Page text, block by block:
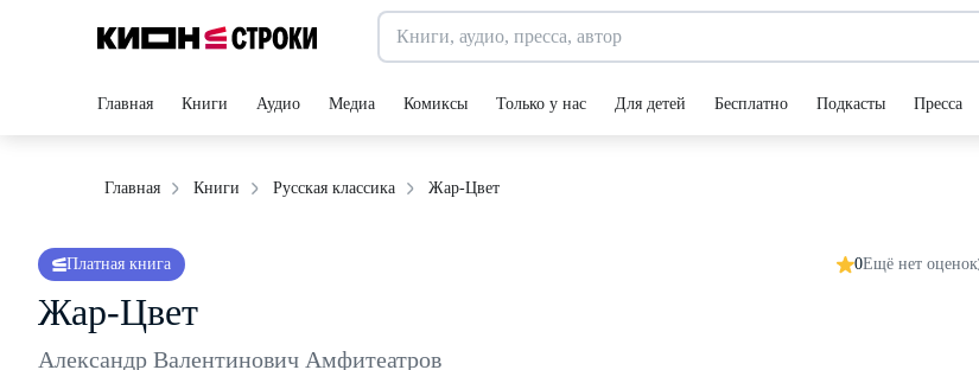
Главная Книги Аудио Медиа Комиксы Только у нас Для детей Бесплатно Подкасты Пресса
Главная Книги Русская классика Жар-Цвет
Платная книга 0Ещё нет оценок
Жар-Цвет
Александр Валентинович Амфитеатров